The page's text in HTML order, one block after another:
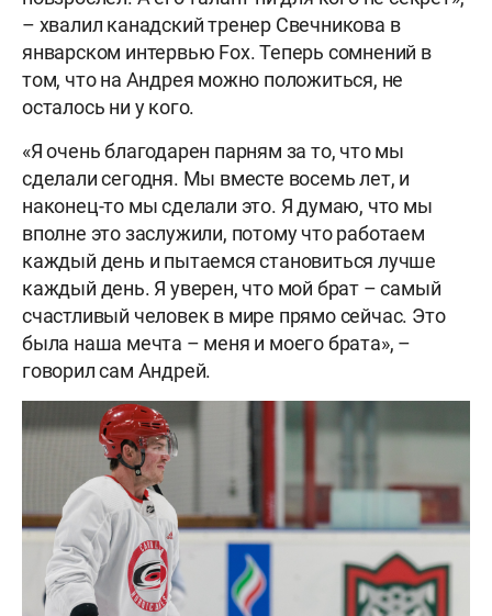
– хвалил канадский тренер Свечникова в
январском интервью Fox. Теперь сомнений в
том, что на Андрея можно положиться, не
осталось ни у кого.
«Я очень благодарен парням за то, что мы
сделали сегодня. Мы вместе восемь лет, и
наконец-то мы сделали это. Я думаю, что мы
вполне это заслужили, потому что работаем
каждый день и пытаемся становиться лучше
каждый день. Я уверен, что мой брат – самый
счастливый человек в мире прямо сейчас. Это
была наша мечта – меня и моего брата», –
говорил сам Андрей.